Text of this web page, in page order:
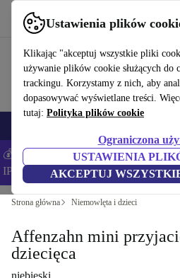
Ustawienia plików
Klikając "akceptuj wszystkie pliki
używanie plików cookie służących do
trackingu. Korzystamy z nich, aby
dopasowywać wyświetlane treści.
tutaj: Polityka plików cookie
Ograniczona
USTAWIENIA
AKCEPTUJ
Korzystaj z refurbed szybko i łatwo
💰Zaoszczędź DODATKOWE 5% na
IPHONEDEAL –Regulamin
Strona główna Niemowlęta i dzieci
Affenzahn mini
dziecięca
niebieski